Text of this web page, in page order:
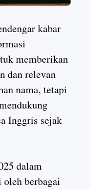
kabar
memberikan
dan relevan
nama, tetapi
Inggris sejak
dalam
oleh berbagai